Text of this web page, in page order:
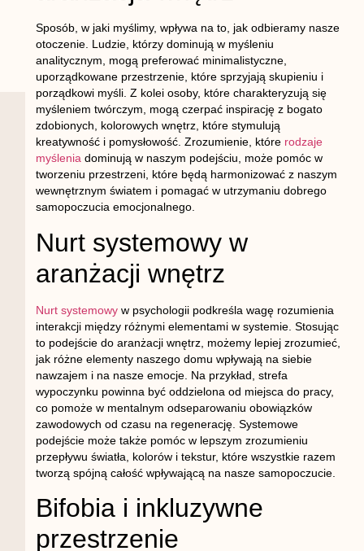
Sposób, w jaki myślimy, wpływa na to, jak odbieramy nasze
otoczenie. Ludzie, którzy dominują w myśleniu
analitycznym, mogą preferować minimalistyczne,
uporządkowane przestrzenie, które sprzyjają skupieniu i
porządkowi myśli. Z kolei osoby, które charakteryzują się
myśleniem twórczym, mogą czerpać inspirację z bogato
zdobionych, kolorowych wnętrz, które stymulują
kreatywność i pomysłowość. Zrozumienie, które rodzaje
myśleniadominują w naszym podejściu, może pomóc w
tworzeniu przestrzeni, które będą harmonizować z naszym
wewnętrznym światem i pomagać w utrzymaniu dobrego
samopoczucia emocjonalnego.
Nurt systemowy w
aranżacji wnętrz
Nurt systemowyw psychologii podkreśla wagę rozumienia
interakcji między różnymi elementami w systemie. Stosując
to podejście do aranżacji wnętrz, możemy lepiej zrozumieć,
jak różne elementy naszego domu wpływają na siebie
nawzajem i na nasze emocje. Na przykład, strefa
wypoczynku powinna być oddzielona od miejsca do pracy,
co pomoże w mentalnym odseparowaniu obowiązków
zawodowych od czasu na regenerację. Systemowe
podejście może także pomóc w lepszym zrozumieniu
przepływu światła, kolorów i tekstur, które wszystkie razem
tworzą spójną całość wpływającą na nasze samopoczucie.
Bifobia i inkluzywne
przestrzenie